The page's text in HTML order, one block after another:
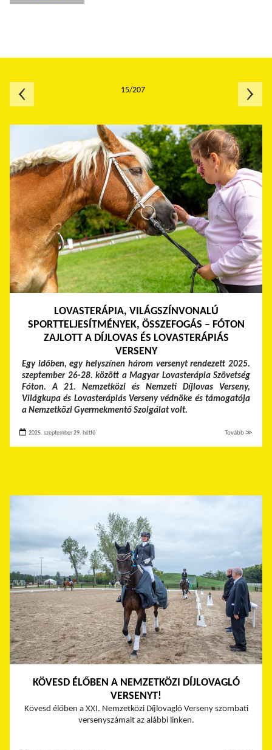
LOVASTERÁPIA, VILÁGSZÍNVONALÚ
SPORTTELJESÍTMÉNYEK, ÖSSZEFOGÁS – FÓTON
ZAJLOTT A DÍJLOVAS ÉS LOVASTERÁPIÁS
VERSENY
Egy időben, egy helyszínen három versenyt rendezett 2025.
szeptember 26-28. között a Magyar Lovasterápia Szövetség
Fóton. A 21. Nemzetközi és Nemzeti Díjlovas Verseny,
Világkupa és Lovasterápiás Verseny védnöke és támogatója
a Nemzetközi Gyermekmentő Szolgálat volt.
2025. szeptember 29. hétfő Tovább ≫
KÖVESD ÉLŐBEN A NEMZETKÖZI DÍJLOVAGLÓ
VERSENYT!
Kövesd élőben a XXI. Nemzetközi Díjlovagló Verseny szombati
versenyszámait az alábbi linken.
15/207